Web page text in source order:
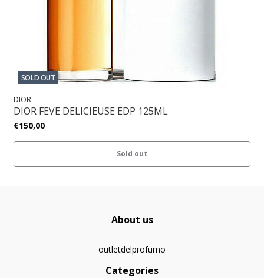
SOLD OUT
DIOR
DIOR FEVE DELICIEUSE EDP 125ML
€150,00
Sold out
About us
outletdelprofumo
Categories